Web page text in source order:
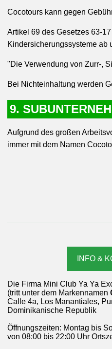
Cocotours kann gegen
Artikel 69 des Gesetzes 63-
Kindersicherungssysteme ab
"Die Verwendung von Zurr-,
Bei Nichteinhaltung werden
9.
Aufgrund des großen
immer mit dem Namen
INFO &
Die Firma Mini Club Ya Ya
(tritt unter dem Markennamen
Calle 4a, Los Manantiales,
Dominikanische Republik
Öffnungszeiten: Montag bis
von 08:00 bis 22:00 Uhr